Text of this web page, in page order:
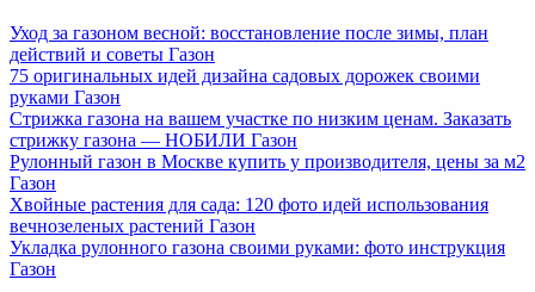
Уход за газоном весной: восстановление после зимы, план
действий и советы Газон
75 оригинальных идей дизайна садовых дорожек своими
руками Газон
Стрижка газона на вашем участке по низким ценам. Заказать
стрижку газона — НОБИЛИ Газон
Рулонный газон в Москве купить у производителя, цены за м2
Газон
Хвойные растения для сада: 120 фото идей использования
вечнозеленых растений Газон
Укладка рулонного газона своими руками: фото инструкция
Газон